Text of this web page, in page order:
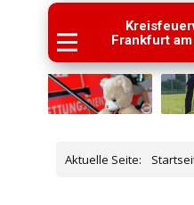
Frankfurt
Aktuelle Seite: